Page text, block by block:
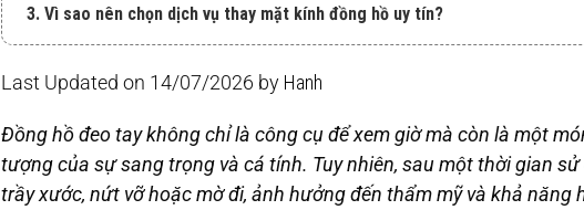
3. Vì sao nên chọn dịch vụ thay mặt kính đồng hồ uy tín?
Last Updated on 14/07/2026 by Hanh
Đồng hồ đeo tay không chỉ là công cụ để xem giờ mà còn là một
tượng của sự sang trọng và cá tính. Tuy nhiên, sau một thời gian
trầy xước, nứt vỡ hoặc mờ đi, ảnh hưởng đến thẩm mỹ và khả năng